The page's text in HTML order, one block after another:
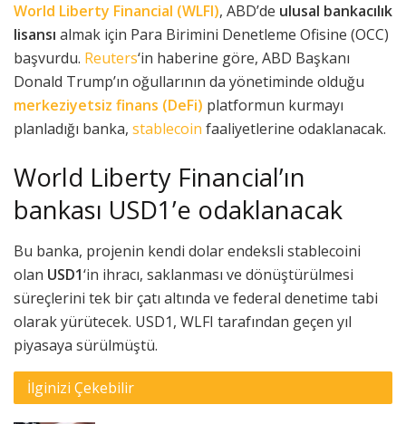
World Liberty Financial (WLFI), ABD’de ulusal bankacılık
lisansı almak için Para Birimini Denetleme Ofisine (OCC)
başvurdu. Reuters‘in haberine göre, ABD Başkanı
Donald Trump’ın oğullarının da yönetiminde olduğu
merkeziyetsiz finans (DeFi) platformun kurmayı
planladığı banka, stablecoin faaliyetlerine odaklanacak.
World Liberty Financial’ın
bankası USD1’e odaklanacak
Bu banka, projenin kendi dolar endeksli stablecoini
olan USD1‘in ihracı, saklanması ve dönüştürülmesi
süreçlerini tek bir çatı altında ve federal denetime tabi
olarak yürütecek. USD1, WLFI tarafından geçen yıl
piyasaya sürülmüştü.
İlginizi Çekebilir